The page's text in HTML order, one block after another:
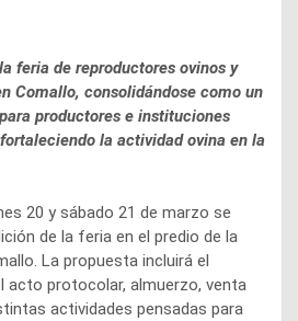
feria de reproductores ovinos y
Comallo, consolidándose como un
productores e instituciones
la actividad ovina en la
20 y sábado 21 de marzo se
de la feria en el predio de la
La propuesta incluirá el
acto protocolar, almuerzo, venta
actividades pensadas para